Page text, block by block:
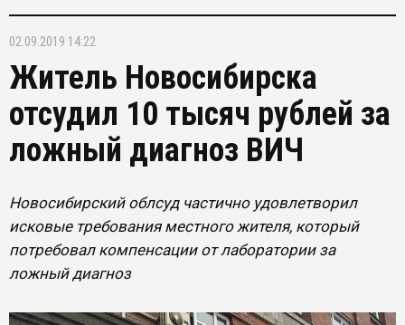
02.09.2019 14:22
Житель Новосибирска
отсудил 10 тысяч рублей за
ложный диагноз ВИЧ
Новосибирский облсуд частично удовлетворил
исковые требования местного жителя, который
потребовал компенсации от лаборатории за
ложный диагноз